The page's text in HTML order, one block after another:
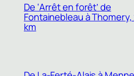
De ‘Arrêt en forêt’ de
Fontainebleau à Thomery,
km